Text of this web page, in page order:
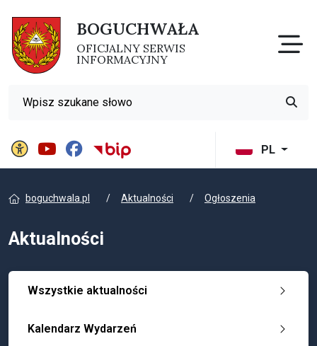
BOGUCHWAŁA
OFICJALNY SERWIS
INFORMACYJNY
PL
Panel ustawień witrynyBIP Gminy Boguchwała
Wyszukiwarka
boguchwala.pl Aktualności Ogłoszenia
Aktualności
Wszystkie aktualności
Kalendarz Wydarzeń